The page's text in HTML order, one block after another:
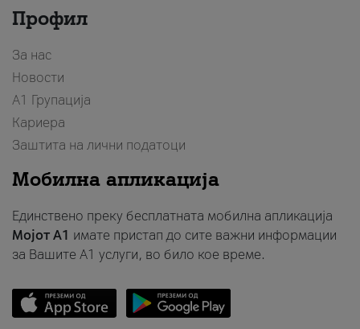
Профил
За нас
Новости
А1 Групација
Кариера
Заштита на лични податоци
Мобилна апликација
Единствено преку бесплатната мобилна апликација
Мојот A1 имате пристап до сите важни информации
за Вашите A1 услуги, во било кое време.